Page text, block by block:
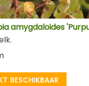
amygdaloides
BESCHIKBAAR